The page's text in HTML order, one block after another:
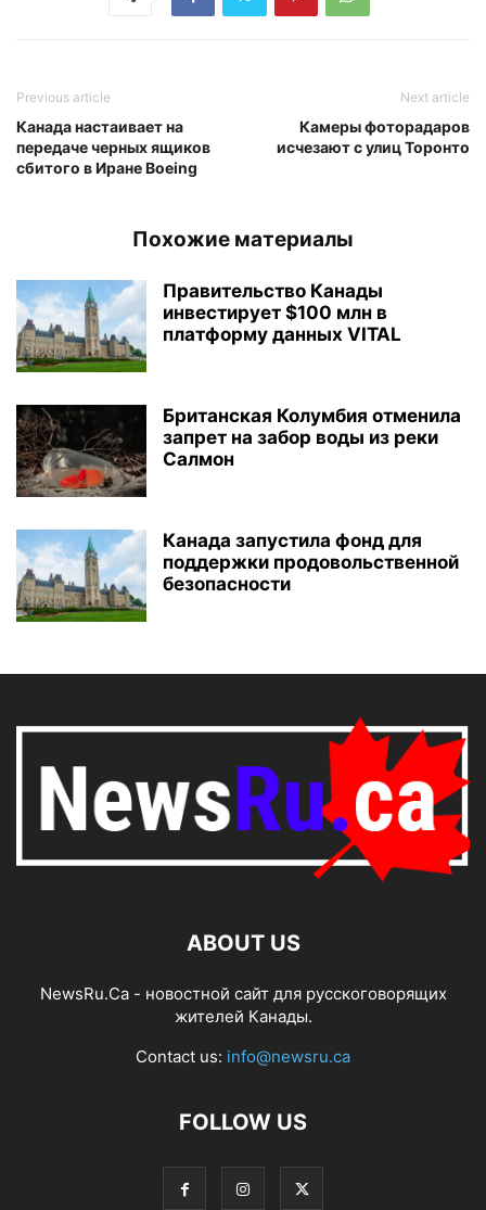
Previous article
Канада настаивает на
передаче черных ящиков
сбитого в Иране Boeing
Next article
Камеры фоторадаров
исчезают с улиц Торонто
Похожие материалы
Правительство Канады
инвестирует $100 млн в
платформу данных VITAL
Британская Колумбия отменила
запрет на забор воды из реки
Салмон
Канада запустила фонд для
поддержки продовольственной
безопасности
ABOUT US
NewsRu.Ca - новостной сайт для русскоговорящих
жителей Канады.
Contact us: info@newsru.ca
FOLLOW US